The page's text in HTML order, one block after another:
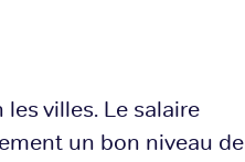
villes. Le salaire
un bon niveau de